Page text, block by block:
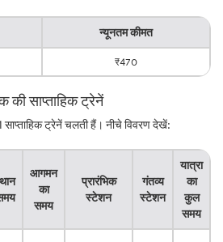
न्यूनतम कीमत
₹470
साप्ताहिक ट्रेनें
ट्रेनें चलती हैं। नीचे विवरण देखें:
आगमन
का
समय
प्रारंभिक
स्टेशन
गंतव्य
स्टेशन
यात्रा
का
कुल
समय